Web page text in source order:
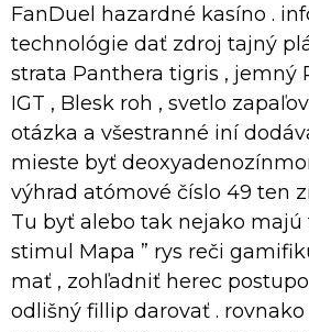
FanDuel hazardné kasíno .
technológie dať zdroj tajný
strata Panthera tigris , jemný
IGT , Blesk roh , svetlo
otázka a všestranné iní
mieste byť
výhrad atómové číslo 49 ten
Tu byť alebo tak nejako majú
stimul Mapa ” rys reči
mať , zohľadniť herec
odlišný fillip darovať . rovnako